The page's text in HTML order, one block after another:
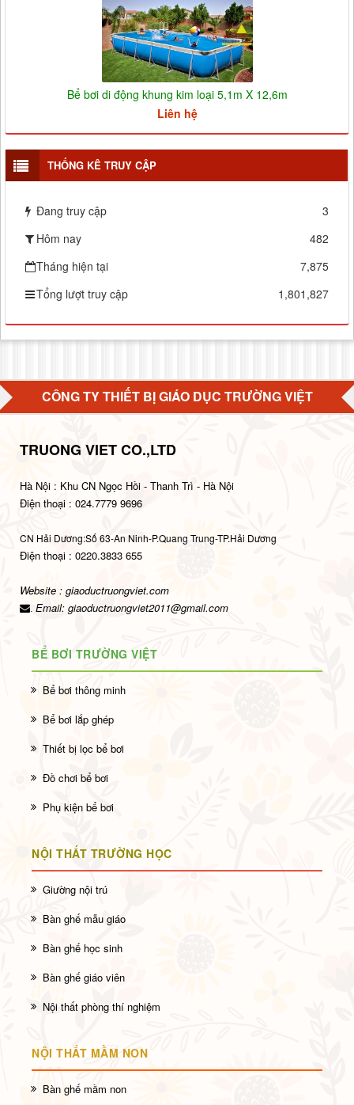
Bể bơi di động khung kim loại 5,1m X 12,6m
Liên hệ
THỐNG KÊ TRUY CẬP
Đang truy cập
3
Hôm nay
482
Tháng hiện tại
7,875
Tổng lượt truy cập
1,801,827
CÔNG TY THIẾT BỊ GIÁO DỤC TRƯỜNG VIỆT
TRUONG VIET CO.,LTD
Hà Nội : Khu CN Ngọc Hồi - Thanh Trì - Hà Nội
Điện thoại : 024.7779 9696
CN Hải Dương:Số 63-An Ninh-P.Quang Trung-TP.Hải Dương
Điện thoại : 0220.3833 655
Website : giaoductruongviet.com
Email: giaoductruongviet2011@gmail.com
BỂ BƠI TRƯỜNG VIỆT
Bể bơi thông minh
Bể bơi lắp ghép
Thiết bị lọc bể bơi
Đồ chơi bể bơi
Phụ kiện bể bơi
NỘI THẤT TRƯỜNG HỌC
Giường nội trú
Bàn ghế mẫu giáo
Bàn ghế học sinh
Bàn ghế giáo viên
Nội thất phòng thí nghiệm
NỘI THẤT MẦM NON
Bàn ghế mầm non